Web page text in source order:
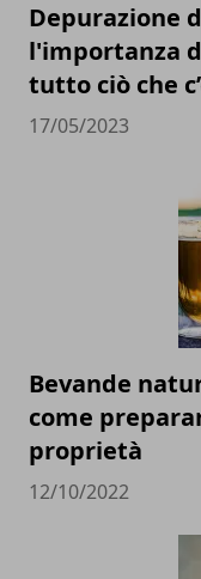
Depurazione
l'importanza
tutto ciò che
17/05/2023
Bevande
come
proprietà
12/10/2022